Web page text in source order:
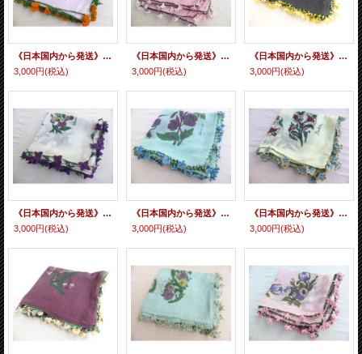
《日本国内から発送》マニサのトゥーオヤスカーフ シェケル（砂糖）オヤと呼ばれるトゥーの立体オヤ
3,000円(税込)
《日本国内から発送》マニサのトゥーオヤスカーフ シェケル（砂糖）オヤと呼ばれるトゥーの立体オヤ カットはこれから・・・！？
3,000円(税込)
《日本国内から発送》マニサのトゥーオヤスカーフ シェケル（砂糖）オヤと呼ばれるトゥーの立体オヤ
3,000円(税込)
《日本国内から発送》マニサのトゥーオヤスカーフ シェケル（砂糖）オヤと呼ばれるトゥーの立体オヤ
3,000円(税込)
《日本国内から発送》マニサのトゥーオヤスカーフ シェケル（砂糖）オヤと呼ばれるトゥーの立体オヤ
3,000円(税込)
《日本国内から発送》マニサのトゥーオヤスカーフ シェケル（砂糖）オヤと呼ばれるトゥーの立体オヤ
3,000円(税込)